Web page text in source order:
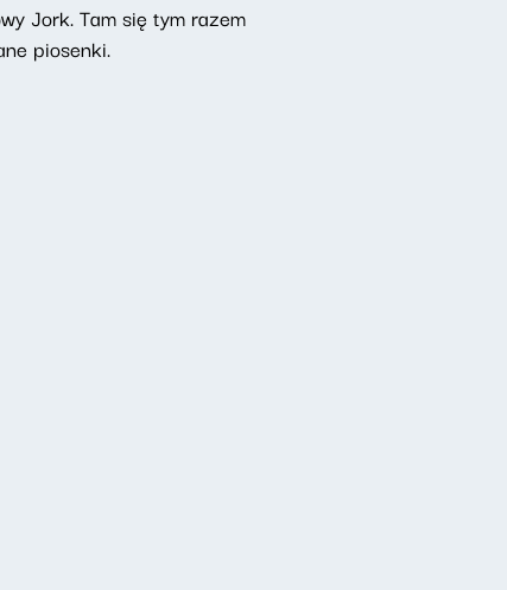
Jork. Tam się tym razem
piosenki.